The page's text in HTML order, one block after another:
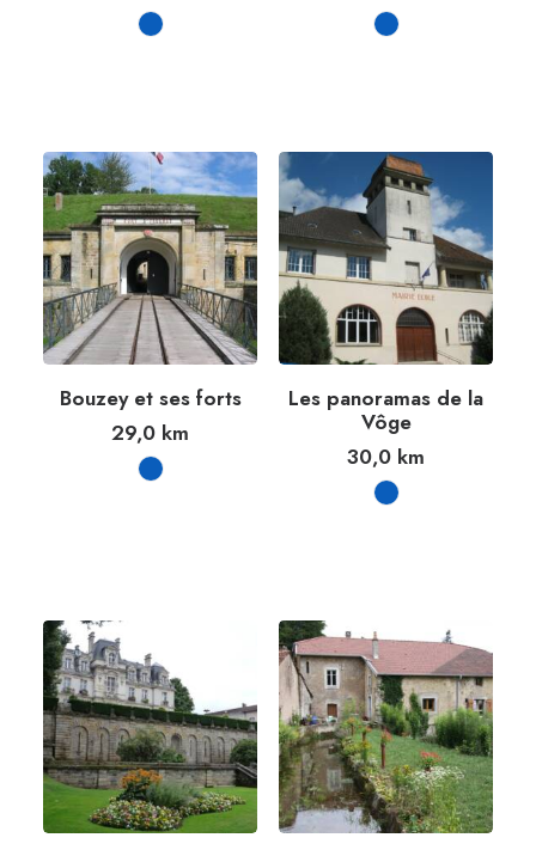
Bouzey et ses forts
29,0 km
Les panoramas de la
Vôge
30,0 km